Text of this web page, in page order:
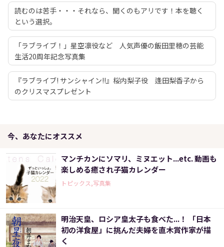
読むのは苦手・・・それなら、聞くのもアリです！本を聴く
という選択。
「ラブライブ！」星空凛役など 人気声優の飯田里穂の芸能
生活20周年記念写真集
『ラブライブ! サンシャイン!!』桜内梨子役 逢田梨香子から
のクリスマスプレゼント
今、あなたにオススメ
マンチカンにソマリ、ミヌエット...etc. 動画も
楽しめる癒され子猫カレンダー
トピックス,写真集
明治天皇、ロシア皇太子も食べた...！ 「日本
初の洋食屋」に挑んだ夫婦を直木賞作家が描
く